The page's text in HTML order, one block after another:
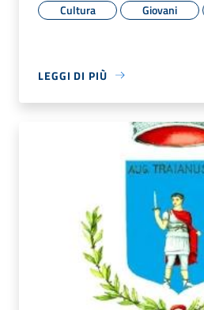
Cultura Giovani
LEGGI DI PIÙ